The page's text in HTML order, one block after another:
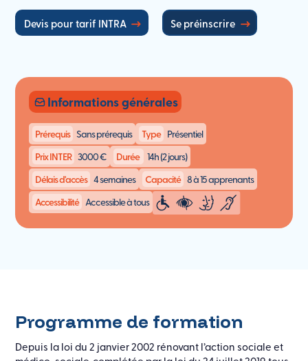
Devis pour tarif INTRA Se préinscrire
Informations générales
Prérequis Sans prérequis Type Présentiel
Prix INTER 3000 € Durée 14h (2 jours)
Délais d'accès 4 semaines Capacité 8 à 15 apprenants
Accessibilité Accessible à tous
Programme de formation
Depuis la loi du 2 janvier 2002 rénovant l’action sociale et